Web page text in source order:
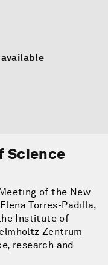
Science
of the New
Torres-Padilla,
Institute of
Zentrum
research and